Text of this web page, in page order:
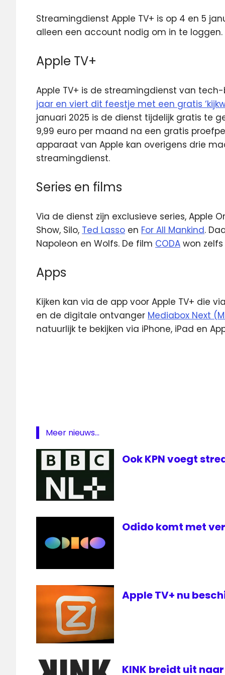
Streamingdienst Apple TV+ is op 4 en 5
alleen een account nodig om in te loggen.
Apple TV+
Apple TV+ is de streamingdienst van
jaar en viert dit feestje met een gratis
januari 2025 is de dienst tijdelijk gratis te
9,99 euro per maand na een gratis
apparaat van Apple kan overigens drie
streamingdienst.
Series en films
Via de dienst zijn exclusieve series, Apple
Show, Silo, Ted Lasso en For All Mankind.
Napoleon en Wolfs. De film CODA won
Apps
Kijken kan via de app voor Apple TV+ die
en de digitale ontvanger Mediabox Next
natuurlijk te bekijken via iPhone, iPad en
Meer nieuws...
Ook KPN voegt
Odido komt met
Apple TV+ nu
KINK breidt uit